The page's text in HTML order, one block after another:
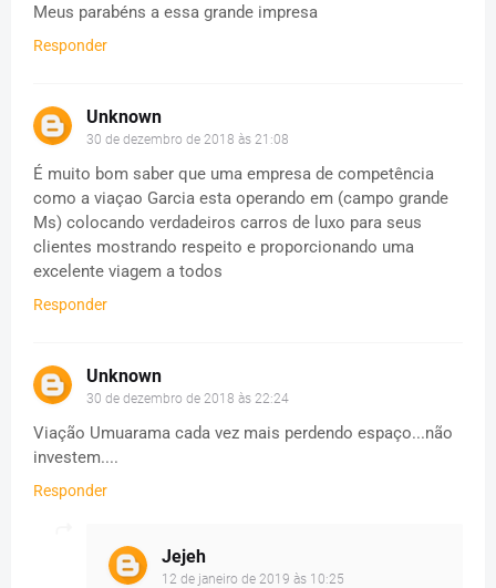
Meus parabéns a essa grande impresa
Responder
Unknown
30 de dezembro de 2018 às 21:08
É muito bom saber que uma empresa de competência
como a viaçao Garcia esta operando em (campo grande
Ms) colocando verdadeiros carros de luxo para seus
clientes mostrando respeito e proporcionando uma
excelente viagem a todos
Responder
Unknown
30 de dezembro de 2018 às 22:24
Viação Umuarama cada vez mais perdendo espaço...não
investem....
Responder
Jejeh
12 de janeiro de 2019 às 10:25